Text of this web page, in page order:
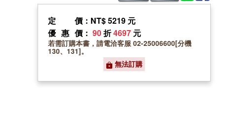
定價 ：NT$ 5219 元
優惠價 ： 90折4697 元
若需訂購本書，請電洽客服 02-25006600[分機
130、131]。
無法訂購